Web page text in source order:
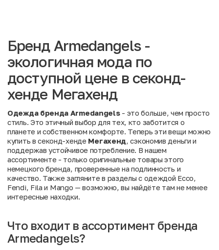
Бренд Armedangels -
экологичная мода по
доступной цене в секонд-
хенде Мегахенд
Одежда бренда Armedangels- это больше, чем просто
стиль. Это этичный выбор для тех, кто заботится о
планете и собственном комфорте. Теперь эти вещи можно
купить в секонд-хенде Мегахенд, сэкономив деньги и
поддержав устойчивое потребление. В нашем
ассортименте - только оригинальные товары этого
немецкого бренда, проверенные на подлинность и
качество. Также загляните в разделы с одеждой Ecco,
Fendi, Fila и Mango — возможно, вы найдёте там не менее
интересные находки.
Что входит в ассортимент бренда
Armedangels?